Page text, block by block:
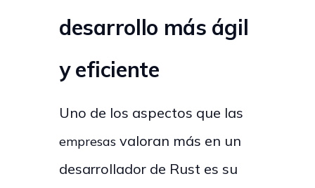
desarrollo más ágil
y eficiente
Uno de los aspectos que las
empresas valoran más en un
desarrollador de Rust es su